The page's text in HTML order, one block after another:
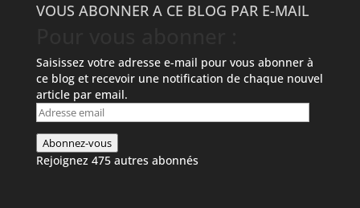
VOUS ABONNER A CE BLOG PAR E-MAIL
Saisissez votre adresse e-mail pour vous abonner à
ce blog et recevoir une notification de chaque nouvel
article par email.
Adresse
email
Abonnez-vous
Rejoignez 475 autres abonnés